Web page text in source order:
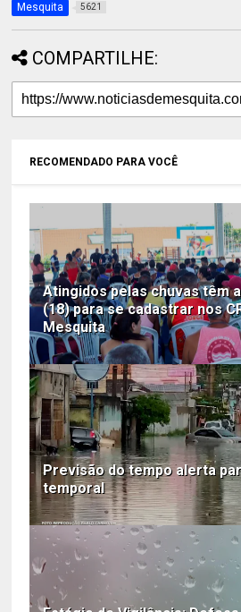
Mesquita 5621
COMPARTILHE:
RECOMENDADO PARA VOCÊ
Atingidos pelas chuvas têm
(18) para se cadastrar nos
Mesquita
Previsão do tempo alerta
temporal